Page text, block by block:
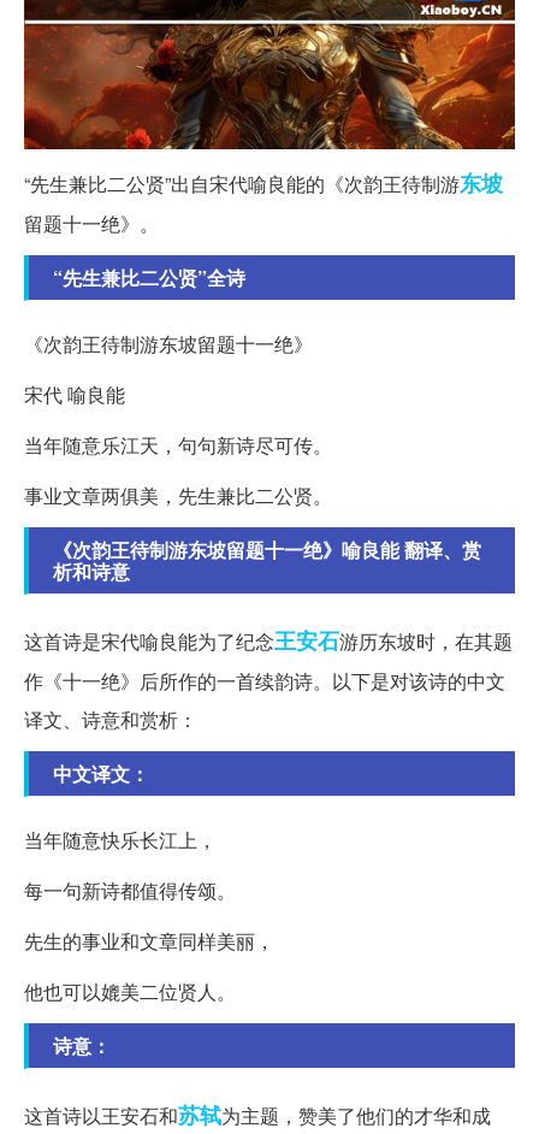
“先生兼比二公贤”出自宋代喻良能的《次韵王待制游东坡
留题十一绝》。
“先生兼比二公贤”全诗
《次韵王待制游东坡留题十一绝》
宋代 喻良能
当年随意乐江天，句句新诗尽可传。
事业文章两俱美，先生兼比二公贤。
《次韵王待制游东坡留题十一绝》喻良能 翻译、赏
析和诗意
这首诗是宋代喻良能为了纪念王安石游历东坡时，在其题
作《十一绝》后所作的一首续韵诗。以下是对该诗的中文
译文、诗意和赏析：
中文译文：
当年随意快乐长江上，
每一句新诗都值得传颂。
先生的事业和文章同样美丽，
他也可以媲美二位贤人。
诗意：
这首诗以王安石和苏轼为主题，赞美了他们的才华和成